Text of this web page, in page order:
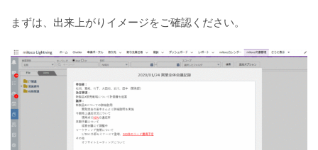
まずは、出来上がりイメージをご確認ください。